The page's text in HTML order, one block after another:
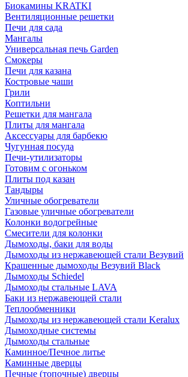
Биокамины KRATKI
Вентиляционные решетки
Печи для сада
Мангалы
Универсальная печь Garden
Смокеры
Печи для казана
Костровые чаши
Грили
Коптильни
Решетки для мангала
Плиты для мангала
Аксессуары для барбекю
Чугунная посуда
Печи-утилизаторы
Готовим с огоньком
Плиты под казан
Тандыры
Уличные обогреватели
Газовые уличные обогреватели
Колонки водогрейные
Смесители для колонки
Дымоходы, баки для воды
Дымоходы из нержавеющей стали Везувий
Крашенные дымоходы Везувий Black
Дымоходы Schiedel
Дымоходы стальные LAVA
Баки из нержавеющей стали
Теплообменники
Дымоходы из нержавеющей стали Keralux
Дымоходные системы
Дымоходы стальные
Каминное/Печное литье
Каминные дверцы
Печные (топочные) дверцы